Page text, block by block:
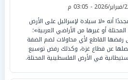
أنه «لا سيادة لإسرائيل على الأرض
أو غيرها من الأراضي العربية»؛
القاطع لأي محاولات لضم الضفة
فصلها عن قطاع غزة، وكذلك رفض توسيع
في الأرض الفلسطينية المحتلة.